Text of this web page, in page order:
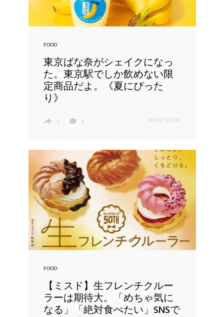
FOOD
東京ばな奈がシェイクになっ
た。東京駅でしか飲めない限
定商品だよ。《夏にぴった
り》
0 0 2023年7月31日
FOOD
【ミスド】生フレンチクルー
ラーは期待大。「めちゃ気に
なる」「絶対食べたい」SNSで